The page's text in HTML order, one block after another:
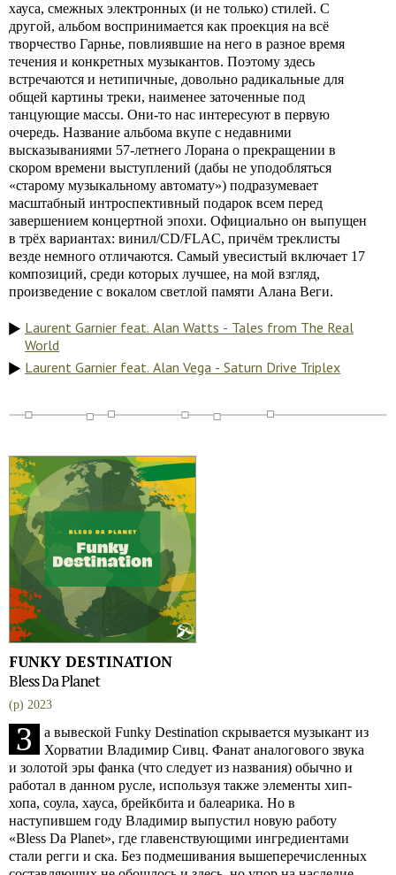
хауса, смежных электронных (и не только) стилей. С
другой, альбом воспринимается как проекция на всё
творчество Гарнье, повлиявшие на него в разное время
течения и конкретных музыкантов. Поэтому здесь
встречаются и нетипичные, довольно радикальные для
общей картины треки, наименее заточенные под
танцующие массы. Они-то нас интересуют в первую
очередь. Название альбома вкупе с недавними
высказываниями 57-летнего Лорана о прекращении в
скором времени выступлений (дабы не уподобляться
«старому музыкальному автомату») подразумевает
масштабный интроспективный подарок всем перед
завершением концертной эпохи. Официально он выпущен
в трёх вариантах: винил/CD/FLAC, причём треклисты
везде немного отличаются. Самый увесистый включает 17
композиций, среди которых лучшее, на мой взгляд,
произведение с вокалом светлой памяти Алана Веги.
Laurent Garnier feat. Alan Watts - Tales from The Real
World
Laurent Garnier feat. Alan Vega - Saturn Drive Triplex
FUNKY DESTINATION
Bless Da Planet
(p) 2023
З
а вывеской Funky Destination скрывается музыкант из
Хорватии Владимир Сивц. Фанат аналогового звука
и золотой эры фанка (что следует из названия) обычно и
работал в данном русле, используя также элементы хип-
хопа, соула, хауса, брейкбита и балеарика. Но в
наступившем году Владимир выпустил новую работу
«Bless Da Planet», где главенствующими ингредиентами
стали регги и ска. Без подмешивания вышеперечисленных